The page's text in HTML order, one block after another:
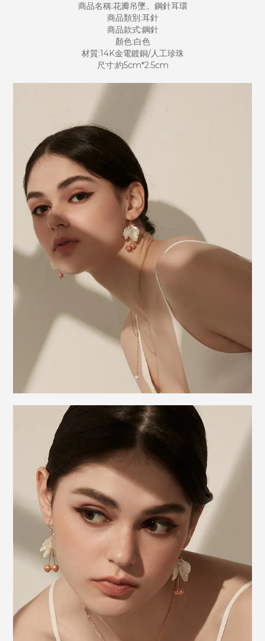
商品名稱:花瓣吊墜。鋼針耳環
商品類別:耳針
商品款式:鋼針
顏色:白色
材質:14K金電鍍銅/人工珍珠
尺寸:約5cm*2.5cm